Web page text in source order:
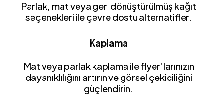
Parlak, mat veya geri dönüştürülmüş kağıt
seçenekleri ile çevre dostu alternatifler.
Kaplama
Mat veya parlak kaplama ile flyer’larınızın
dayanıklılığını artırın ve görsel çekiciliğini
güçlendirin.